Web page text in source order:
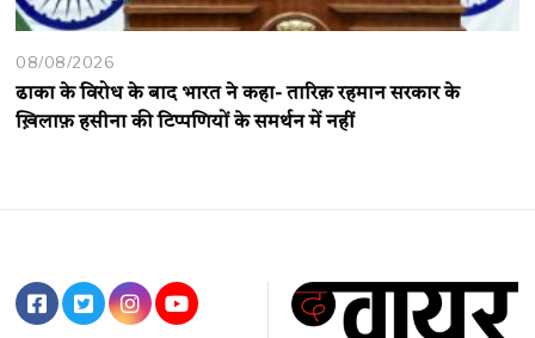
08/08/2026
ढाका के विरोध के बाद भारत ने कहा- तारिक़ रहमान सरकार के
ख़िलाफ़ हसीना की टिप्पणियों के समर्थन में नहीं